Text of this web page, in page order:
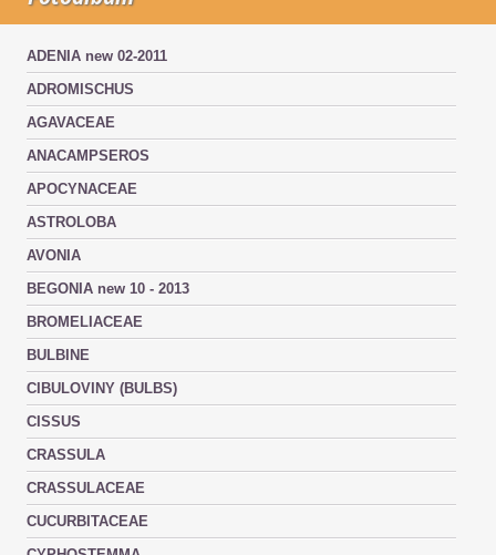
ADENIA new 02-2011
ADROMISCHUS
AGAVACEAE
ANACAMPSEROS
APOCYNACEAE
ASTROLOBA
AVONIA
BEGONIA new 10 - 2013
BROMELIACEAE
BULBINE
CIBULOVINY (BULBS)
CISSUS
CRASSULA
CRASSULACEAE
CUCURBITACEAE